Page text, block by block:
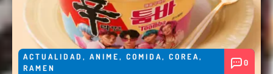
ACTUALIDAD , ANIME, COMIDA, COREA,
RAMEN
0